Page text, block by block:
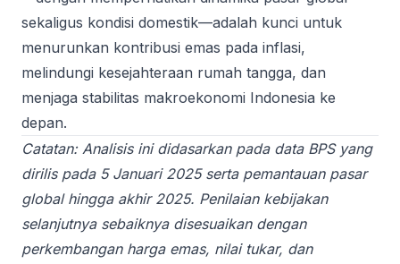
sekaligus kondisi domestik—adalah kunci untuk
menurunkan kontribusi emas pada inflasi,
melindungi kesejahteraan rumah tangga, dan
menjaga stabilitas makroekonomi Indonesia ke
depan.
Catatan: Analisis ini didasarkan pada data BPS yang
dirilis pada 5 Januari 2025 serta pemantauan pasar
global hingga akhir 2025. Penilaian kebijakan
selanjutnya sebaiknya disesuaikan dengan
perkembangan harga emas, nilai tukar, dan